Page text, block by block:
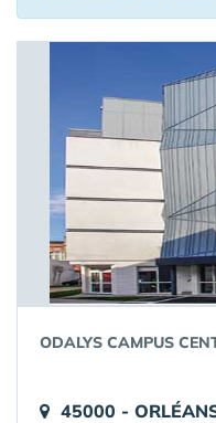
ODALYS CAMPUS
45000 -